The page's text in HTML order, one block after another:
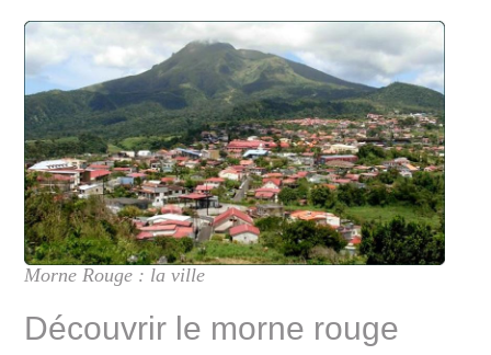
Morne Rouge : la ville
Découvrir le morne rouge